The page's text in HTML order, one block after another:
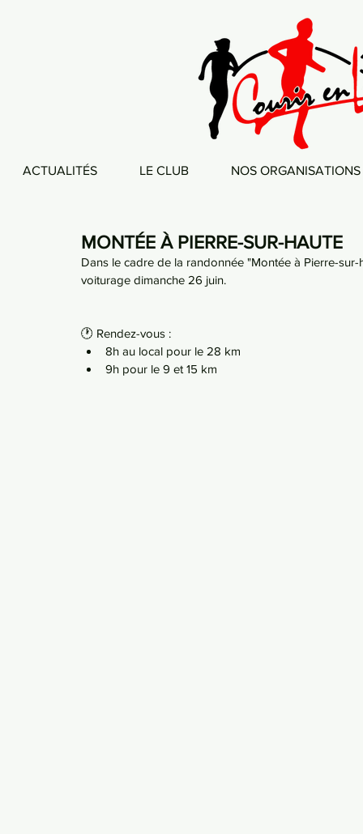
ACTUALITÉS LE CLUB NOS ORGANISATIONS
MONTÉE À PIERRE-SUR-HAUTE
Dans le cadre de la randonnée "Montée à Pierre-
voiturage dimanche 26 juin.
🕐 Rendez-vous :
8h au local pour le 28 km
9h pour le 9 et 15 km